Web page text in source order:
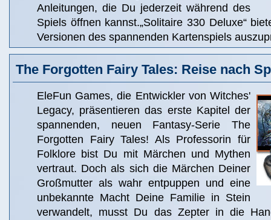
Anleitungen, die Du jederzeit während des
Spiels öffnen kannst.„Solitaire 330 Deluxe“
Versionen des spannenden Kartenspiels
The Forgotten Fairy Tales: Reise nach
EleFun Games, die Entwickler von Witches'
Legacy, präsentieren das erste Kapitel der
spannenden, neuen Fantasy-Serie The
Forgotten Fairy Tales! Als Professorin für
Folklore bist Du mit Märchen und Mythen
vertraut. Doch als sich die Märchen Deiner
Großmutter als wahr entpuppen und eine
unbekannte Macht Deine Familie in Stein
verwandelt, musst Du das Zepter in die